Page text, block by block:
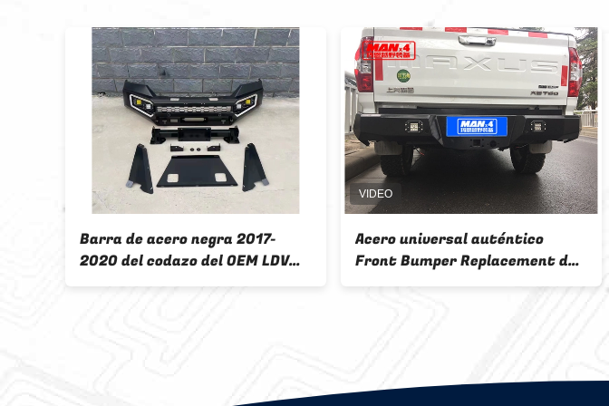
Barra de acero negra 2017-
2020 del codazo del OEM LDV
T60 de la barra de LDV Bull
Acero universal auténtico
Front Bumper Replacement de
la barra T60 de LDV Bull